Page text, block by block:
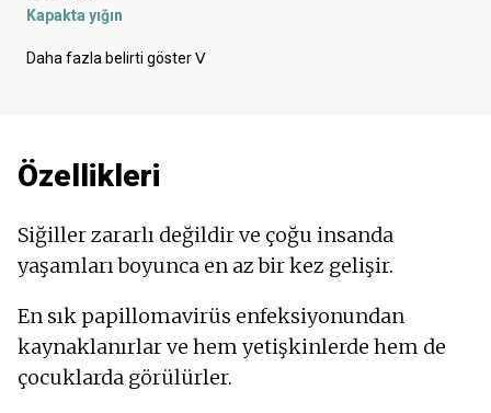
Kapakta yığın
Kabarcıklar
Daha fazla belirti gösterᐯ
Özellikleri
Siğiller zararlı değildir ve çoğu insanda
yaşamları boyunca en az bir kez gelişir.
En sık papillomavirüs enfeksiyonundan
kaynaklanırlar ve hem yetişkinlerde hem de
çocuklarda görülürler.